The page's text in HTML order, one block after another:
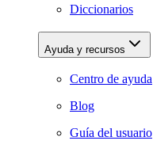
Diccionarios
Ayuda y recursos
Centro de ayuda
Blog
Guía del usuario